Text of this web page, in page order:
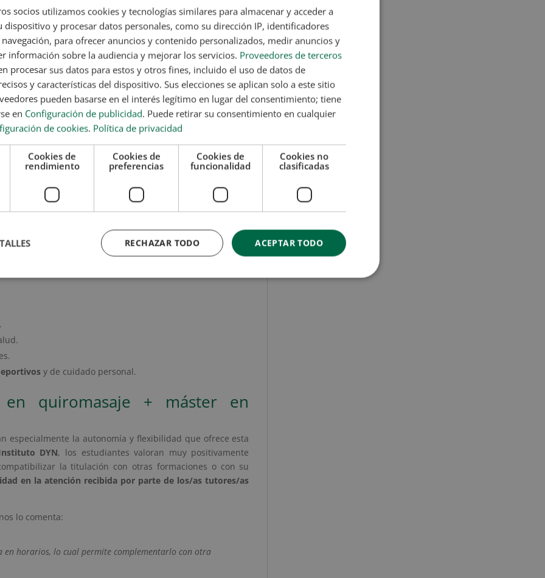
en Quiromasaje + Quiromasaje Deportivo
teórica complementaria. Esta formación no conduce a la obtención de una
u oficial que puedes consultar en la web del Ministerio de Educación y en
en quiromasaje?
si buscas una formación completa que te permita entender
Este programa es una excelente opción para ampliar
dentro del ámbito del bienestar y la salud corporal.
porque combina una base sólida de conocimientos con
Es una alternativa muy valorada
para quienes desean
que marcan la diferencia
en este sector.
habilidades y conocimientos que son especialmente
La formación te permite adquirir competencias
bienestar físico, el deporte y la salud integral, como por
.
y de cuidado personal.
quiromasaje + máster en
especialmente la autonomía y flexibilidad que ofrece esta
DYN, los estudiantes valoran muy positivamente
la titulación con otras formaciones o con su
en la atención recibida por parte de los/as tutores/as
lo comenta:
horarios, lo cual permite complementarlo con otra
socios utilizamos cookies y tecnologías similares para almacenar y acceder a
dispositivo y procesar datos personales, como su dirección IP, identificadores
para ofrecer anuncios y contenido personalizados, medir anuncios y
información sobre la audiencia y mejorar los servicios. Proveedores de terceros
procesar sus datos para estos y otros fines, incluido el uso de datos de
y características del dispositivo. Sus elecciones se aplican solo a este sitio
pueden basarse en el interés legítimo en lugar del consentimiento; tiene
en Configuración de publicidad. Puede retirar su consentimiento en cualquier
de cookies. Política de privacidad
Cookies de
rendimiento
Cookies de
preferencias
Cookies de
funcionalidad
Cookies no
clasificadas
ACEPTAR TODO
RECHAZAR TODO